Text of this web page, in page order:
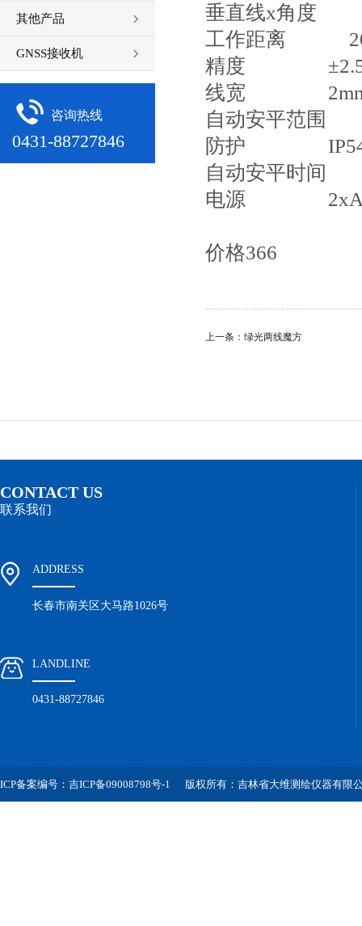
其他产品
GNSS接收机
咨询热线
0431-88727846
垂直线x角度
工作距离
精度
线宽
自动安平范围
防护
自动安平时间
电源
价格366
上一条：绿光两线魔方
CONTACT US
联系我们
ADDRESS
长春市南关区大马路1026号
LANDLINE
0431-88727846
ICP备案编号：吉ICP备09008798号-1 版权所有：吉林省大维测绘仪器有限